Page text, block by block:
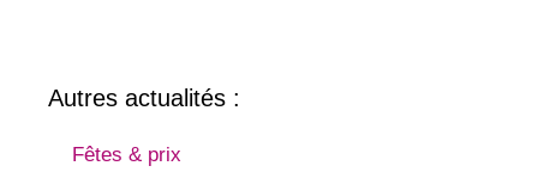
Autres actualités :
Fêtes & prix